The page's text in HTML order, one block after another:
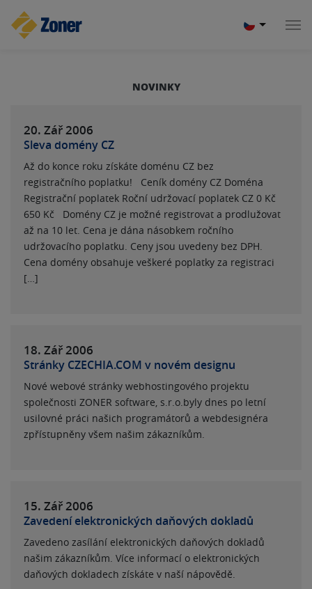
NOVINKY
20. Zář2006
Sleva domény CZ
Až do konce roku získáte doménu CZ bez
registračního poplatku! Ceník domény CZ Doména
Registrační poplatek Roční udržovací poplatek CZ 0 Kč
650 Kč Domény CZ je možné registrovat a prodlužovat
až na 10 let. Cena je dána násobkem ročního
udržovacího poplatku. Ceny jsou uvedeny bez DPH.
Cena domény obsahuje veškeré poplatky za registraci
[…]
18. Zář2006
Stránky CZECHIA.COM v novém designu
Nové webové stránky webhostingového projektu
společnosti ZONER software, s.r.o.byly dnes po letní
usilovné práci našich programátorů a webdesignéra
zpřístupněny všem našim zákazníkům.
15. Zář2006
Zavedení elektronických daňových dokladů
Zavedeno zasílání elektronických daňových dokladů
našim zákazníkům. Více informací o elektronických
daňových dokladech získáte v naší nápovědě.